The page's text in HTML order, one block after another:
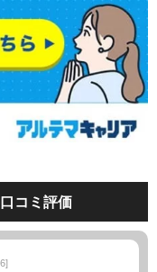
コミ評価